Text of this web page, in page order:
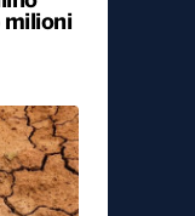
milioni